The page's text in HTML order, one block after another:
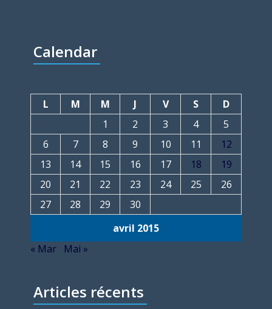
Calendar
avril 2015
L M M J V S
D
1
2 3 4
5
6
7 8 9 10 11
12
13
14 15 16 17 18
19
20
21 22 23 24 25
26
27
28 29 30
« Mar Mai »
Articles récents